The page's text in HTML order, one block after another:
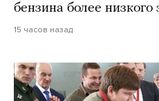
бензина более низкого
15 часов назад